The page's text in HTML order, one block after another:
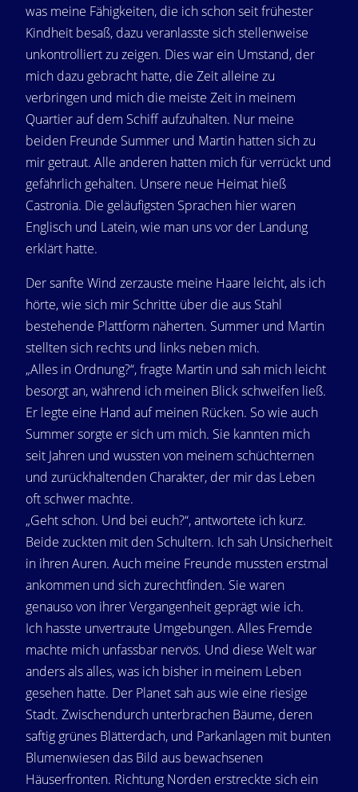
was meine Fähigkeiten, die ich schon seit frühester
Kindheit besaß, dazu veranlasste sich stellenweise
unkontrolliert zu zeigen. Dies war ein Umstand, der
mich dazu gebracht hatte, die Zeit alleine zu
verbringen und mich die meiste Zeit in meinem
Quartier auf dem Schiff aufzuhalten. Nur meine
beiden Freunde Summer und Martin hatten sich zu
mir getraut. Alle anderen hatten mich für verrückt und
gefährlich gehalten. Unsere neue Heimat hieß
Castronia. Die geläufigsten Sprachen hier waren
Englisch und Latein, wie man uns vor der Landung
erklärt hatte.
Der sanfte Wind zerzauste meine Haare leicht, als ich
hörte, wie sich mir Schritte über die aus Stahl
bestehende Plattform näherten. Summer und Martin
stellten sich rechts und links neben mich.
„Alles in Ordnung?“, fragte Martin und sah mich leicht
besorgt an, während ich meinen Blick schweifen ließ.
Er legte eine Hand auf meinen Rücken. So wie auch
Summer sorgte er sich um mich. Sie kannten mich
seit Jahren und wussten von meinem schüchternen
und zurückhaltenden Charakter, der mir das Leben
oft schwer machte.
„Geht schon. Und bei euch?“, antwortete ich kurz.
Beide zuckten mit den Schultern. Ich sah Unsicherheit
in ihren Auren. Auch meine Freunde mussten erstmal
ankommen und sich zurechtfinden. Sie waren
genauso von ihrer Vergangenheit geprägt wie ich.
Ich hasste unvertraute Umgebungen. Alles Fremde
machte mich unfassbar nervös. Und diese Welt war
anders als alles, was ich bisher in meinem Leben
gesehen hatte. Der Planet sah aus wie eine riesige
Stadt. Zwischendurch unterbrachen Bäume, deren
saftig grünes Blätterdach, und Parkanlagen mit bunten
Blumenwiesen das Bild aus bewachsenen
Häuserfronten. Richtung Norden erstreckte sich ein